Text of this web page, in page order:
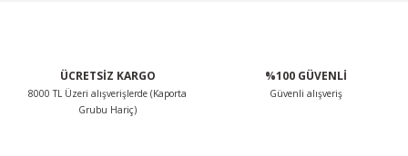
ÜCRETSİZ KARGO
8000 TL Üzeri alışverişlerde (Kaporta
Grubu Hariç)
%100 GÜVENLİ
Güvenli alışveriş